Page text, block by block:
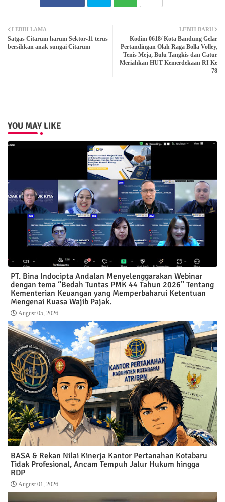
ter atsa
pp
LEBIH BARU
Kodim 0618/ Kota Bandung Gelar
Pertandingan Olah Raga Bolla Volley,
Tenis Meja, Bulu Tangkis dan Catur
Meriahkan HUT Kemerdekaan RI Ke
78
LEBIH LAMA
Satgas Citarum harum Sektor-11 terus
bersihkan anak sungai Citarum
YOU MAY LIKE
PT. Bina Indocipta Andalan Menyelenggarakan Webinar
dengan tema “Bedah Tuntas PMK 44 Tahun 2026” Tentang
Kementerian Keuangan yang Memperbaharui Ketentuan
Mengenai Kuasa Wajib Pajak.
August 05, 2026
BASA & Rekan Nilai Kinerja Kantor Pertanahan Kotabaru
Tidak Profesional, Ancam Tempuh Jalur Hukum hingga
RDP
August 01, 2026